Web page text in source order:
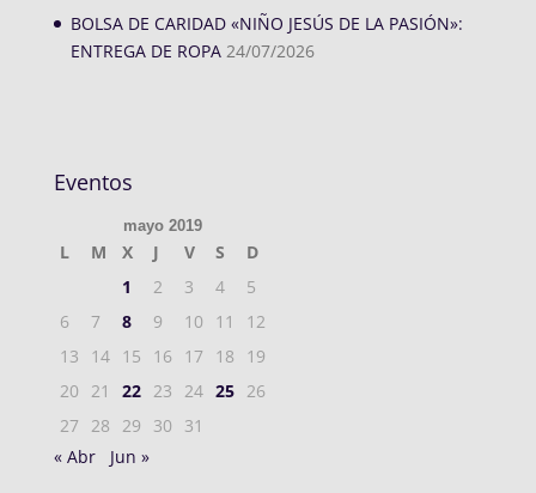
BOLSA DE CARIDAD «NIÑO JESÚS DE LA PASIÓN»:
ENTREGA DE ROPA 24/07/2026
Eventos
mayo 2019
L M X J V S
D
1
2 3 4
5
6
7 8 9 10 11
12
13
14 15 16 17 18
19
20
21 22 23 24 25 26
27
28 29 30
31
« Abr
Jun »